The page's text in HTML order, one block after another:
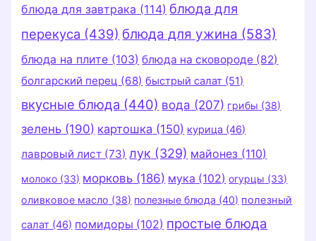
блюда для завтрака (114) блюда для
перекуса (439) блюда для ужина (583)
блюда на плите (103) блюда на сковороде (82)
болгарский перец (68) быстрый салат (51)
вкусные блюда (440) вода (207) грибы (38)
зелень (190) картошка (150) курица (46)
лавровый лист (73) лук (329) майонез (110)
молоко (33) морковь (186) мука (102) огурцы (33)
оливковое масло (38) полезные блюда (40) полезный
салат (46) помидоры (102) простые блюда